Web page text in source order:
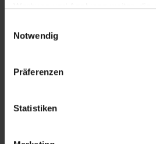
Werbung und Analysen weiter, die
gegeben ist, und in denen Sie Ihre
effektiv durchsetzen können.
diese Informationen
zusammen, die Sie ihnen
haben.
Notwendig
Präferenzen
Statistiken
Schlacht von Mohacs:
König Ludwigs II. von
16.12.1526
Wahl Erzherzog
von Ungarn